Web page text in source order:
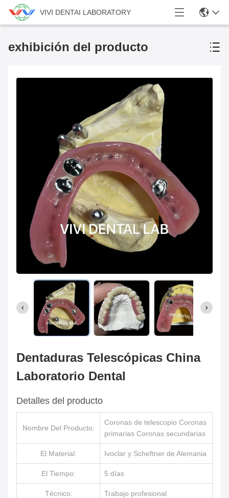
VIVI DENTAI LABORATORY
exhibición del producto
Dentaduras Telescópicas China
Laboratorio Dental
Detalles del producto
Nombre Del Producto:
Coronas de telescopio Coronas
primarias Coronas secundarias
El Material: Ivoclar y Scheftner de Alemania
El Tiempo: 5 días
Técnico: Trabajo profesional